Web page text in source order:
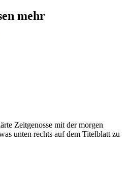
mehr
Zeitgenosse mit der morgen
unten rechts auf dem Titelblatt zu